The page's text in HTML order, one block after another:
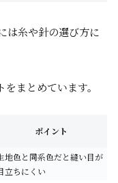
は糸や針の選び方に
まとめています。
ポイント
地色と同系色だと縫い目が
立ちにくい